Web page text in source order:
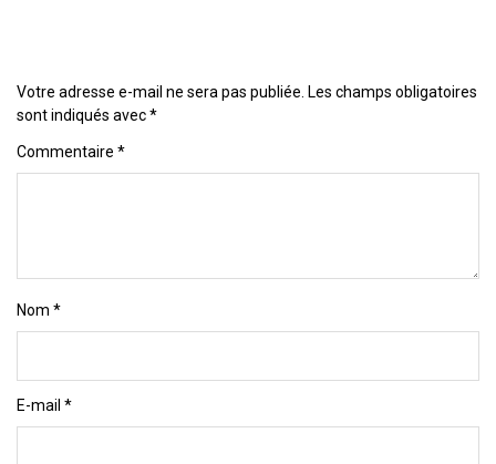
Votre adresse e-mail ne sera pas publiée. Les champs obligatoires
sont indiqués avec*
Commentaire *
Nom *
E-mail *